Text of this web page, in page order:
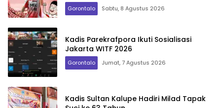
Gorontalo Sabtu, 8 Agustus 2026
Kadis Parekrafpora Ikuti Sosialisasi
Jakarta WITF 2026
Gorontalo Jumat, 7 Agustus 2026
Kadis Sultan Kalupe Hadiri Milad Tapak